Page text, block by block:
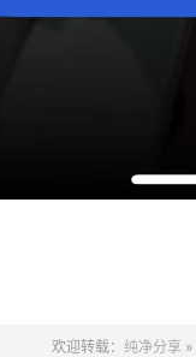
欢迎转载： 纯净分享 »